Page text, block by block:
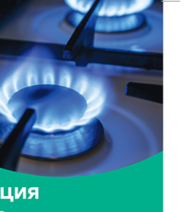
объединила детей в
началась